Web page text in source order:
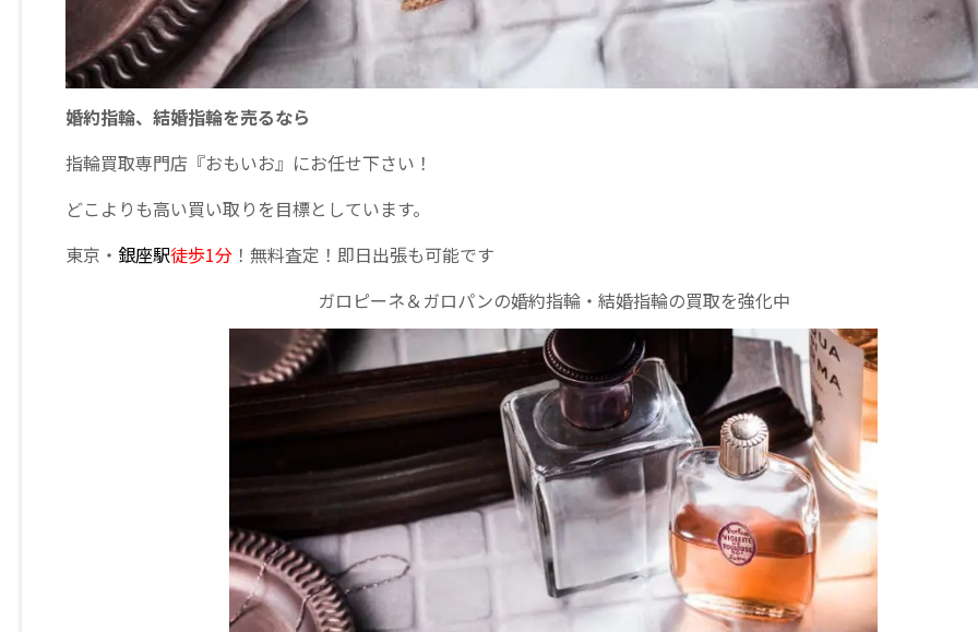
婚約指輪、結婚指輪を売るなら
指輪買取専門店『おもいお』にお任せ下さい！
どこよりも高い買い取りを目標としています。
東京・ 銀座駅徒歩1分 ！無料査定！即日出張も可能です
ガロピーネ＆ガロパンの婚約指輪・結婚指輪の買取を強化中